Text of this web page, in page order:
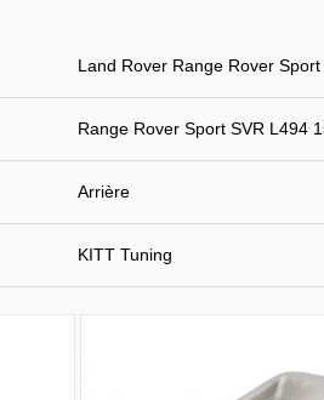
Land Rover Range Rover
Range Rover Sport SVR L494
Arrière
KITT Tuning